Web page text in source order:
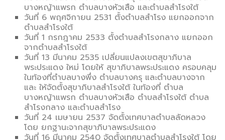
บางหญ้าแพรก ตำบลบางหัวเสือ และตำบลสำโรงใต้
วันที่ 6 พฤศจิกายน 2531 ตั้งตำบลสำโรง แยกออกจาก
ตำบลสำโรงใต้
วันที่ 1 กรกฎาคม 2533 ตั้งตำบลสำโรงกลาง แยกออก
จากตำบลสำโรงใต้
วันที่ 13 มีนาคม 2535 เปลี่ยนแปลงเขตสุขาภิบาล
พระประแดง ใหม่ โดยให้ สุขาภิบาลพระประแดง ครอบคลุม
ในท้องที่ตำบลบางพึ่ง ตำบลบางครุ และตำบลบางจาก
และ ให้จัดตั้งสุขาภิบาลสำโรงใต้ ในท้องที่ ตำบล
บางหญ้าแพรก ตำบลบางหัวเสือ ตำบลสำโรงใต้ ตำบล
สำโรงกลาง และตำบลสำโรง
วันที่ 24 เมษายน 2537 จัดตั้งเทศบาลตำบลลัดหลวง
โดย ยกฐานะจากสุขาภิบาลพระประแดง
วันที่ 16 มีนาคม 2540 จัดตั้งเทศบาลตำบลสำโรงใต้ โดย